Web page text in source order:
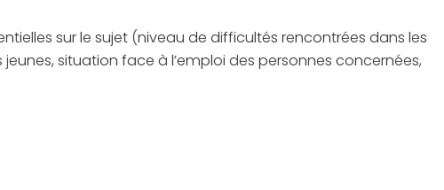
sur le sujet (niveau de difficultés rencontrées dans les
situation face à l’emploi des personnes concernées,